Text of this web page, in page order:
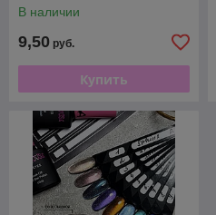
В наличии
9,50 руб.
Купить